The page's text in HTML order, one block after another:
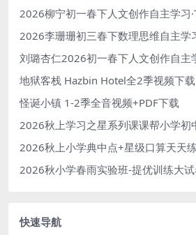
2026柳宁初一春下人文创作自主学习
2026李珊珊初三春下数理思维自主学
刘璐杏仁2026初一春下人文创作自主
地狱客栈 Hazbin Hotel全2季视频下载
怪诞小镇 1-2季全音视频+PDF下载
2026秋上学习之星系列课课帮小学初
2026秋上小学典中点+星级口算天天
2026秋小学春雨实验班-提优训练大
快速导航